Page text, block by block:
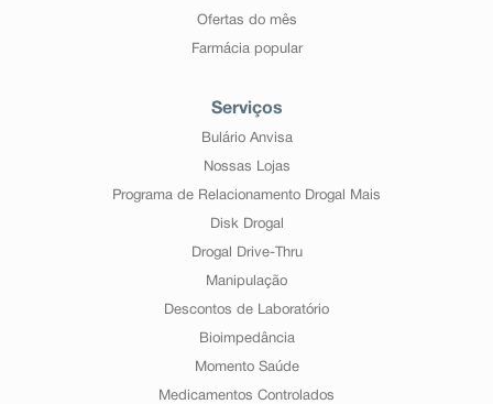
Ofertas do mês
Farmácia popular
Serviços
Bulário Anvisa
Nossas Lojas
Programa de Relacionamento Drogal Mais
Disk Drogal
Drogal Drive-Thru
Manipulação
Descontos de Laboratório
Bioimpedância
Momento Saúde
Medicamentos Controlados